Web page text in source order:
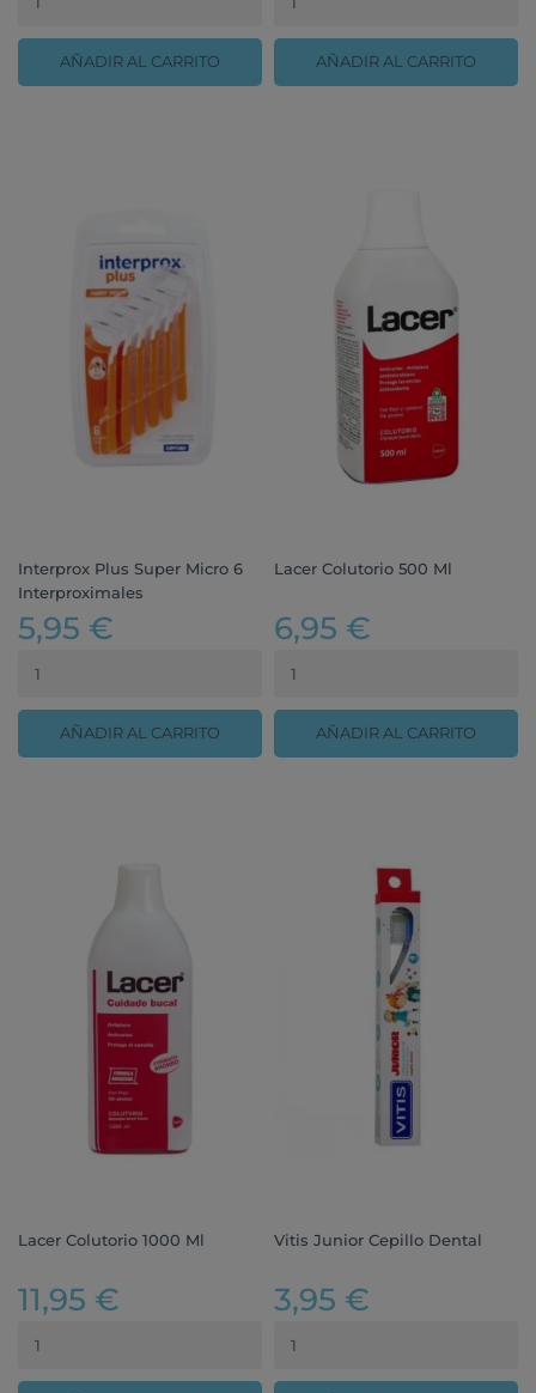
AÑADIR AL CARRITO AÑADIR AL CARRITO
Interprox Plus Super Micro 6
Interproximales
5,95 €
AÑADIR AL CARRITO
Lacer Colutorio 500 Ml
6,95 €
AÑADIR AL CARRITO
Lacer Colutorio 1000 Ml
11,95 €
Vitis Junior Cepillo Dental
3,95 €